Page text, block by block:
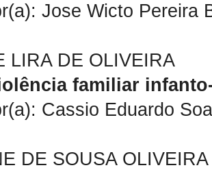
Jose Wicto Pereira
LIRA DE OLIVEIRA
familiar
Cassio Eduardo
DE SOUSA OLIVEIRA